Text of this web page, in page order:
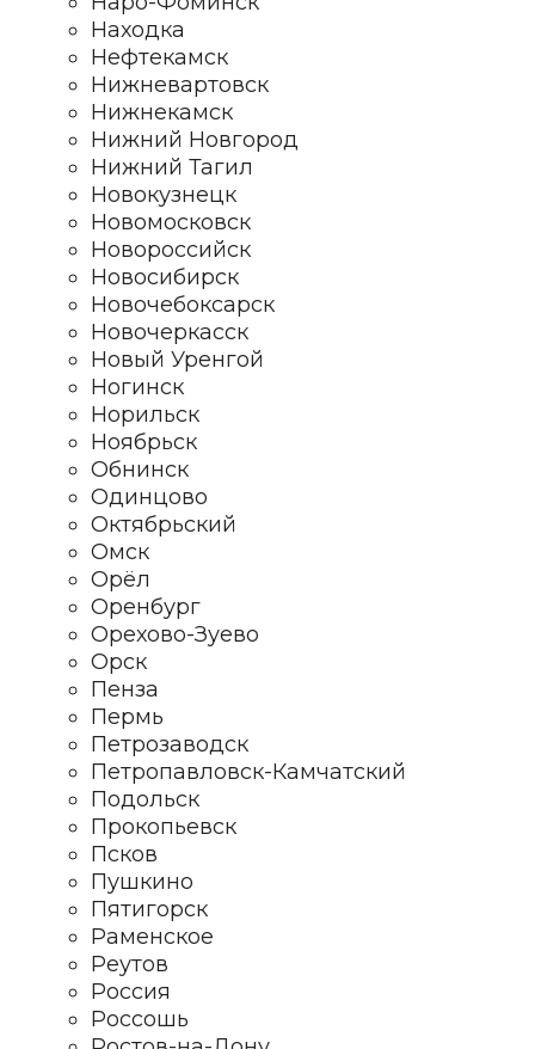
Находка
Нефтекамск
Нижневартовск
Нижнекамск
Нижний Новгород
Нижний Тагил
Новокузнецк
Новомосковск
Новороссийск
Новосибирск
Новочебоксарск
Новочеркасск
Новый Уренгой
Ногинск
Норильск
Ноябрьск
Обнинск
Одинцово
Октябрьский
Омск
Орёл
Оренбург
Орехово-Зуево
Орск
Пенза
Пермь
Петрозаводск
Петропавловск-Камчатский
Подольск
Прокопьевск
Псков
Пушкино
Пятигорск
Раменское
Реутов
Россия
Россошь